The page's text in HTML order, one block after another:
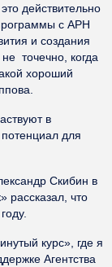
действительно
с АРН
и создания
точечно, когда
хороший
в
для
Скибин в
рассказал, что
курс», где я
Агентства